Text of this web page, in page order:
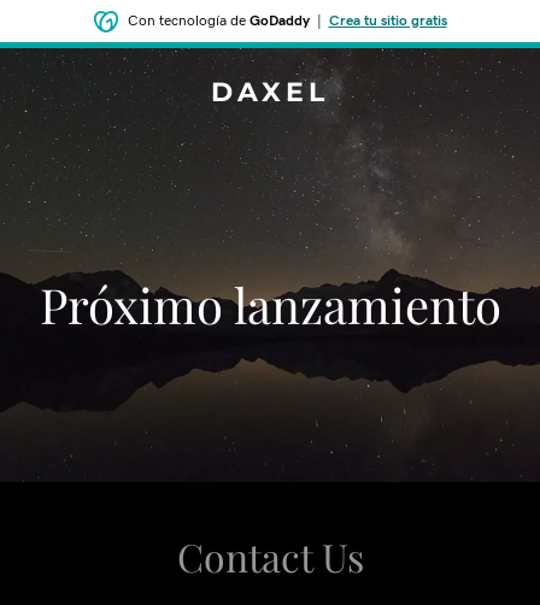
Con tecnología de GoDaddy| Crea tu sitio gratis
DAXEL
‌‌Próximo lanzamiento
Contact Us